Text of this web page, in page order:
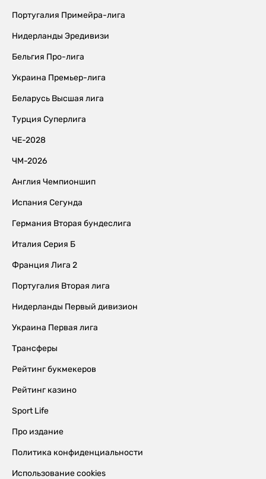
Португалия Примейра-лига
Нидерланды Эредивизи
Бельгия Про-лига
Украина Премьер-лига
Беларусь Высшая лига
Турция Суперлига
ЧЕ-2028
ЧМ-2026
Англия Чемпионшип
Испания Сегунда
Германия Вторая бундеслига
Италия Серия Б
Франция Лига 2
Португалия Вторая лига
Нидерланды Первый дивизион
Украина Первая лига
Трансферы
Рейтинг букмекеров
Рейтинг казино
Sport Life
Про издание
Политика конфиденциальности
Использование cookies